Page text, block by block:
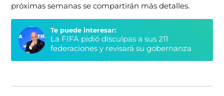
próximas semanas se compartirán más detalles.
Te puede interesar:
La FIFA pidió disculpas a sus 211
federaciones y revisará su gobernanza